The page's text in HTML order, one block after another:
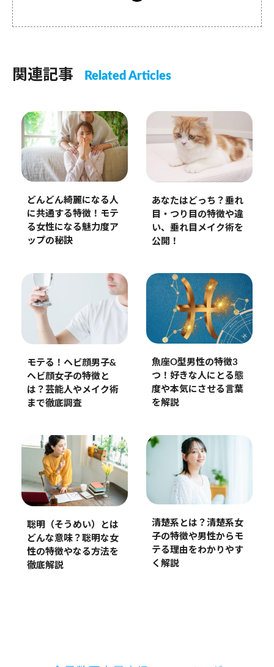
関連記事 Related Articles
どんどん綺麗になる人
に共通する特徴！モテ
る女性になる魅力度ア
ップの秘訣
あなたはどっち？垂れ
目・つり目の特徴や違
い、垂れ目メイク術を
公開！
モテる！ヘビ顔男子&
ヘビ顔女子の特徴と
は？芸能人やメイク術
まで徹底調査
魚座O型男性の特徴3
つ！好きな人にとる態
度や本気にさせる言葉
を解説
聡明（そうめい）とは
どんな意味？聡明な女
性の特徴やなる方法を
徹底解説
清楚系とは？清楚系女
子の特徴や男性からモ
テる理由をわかりやす
く解説